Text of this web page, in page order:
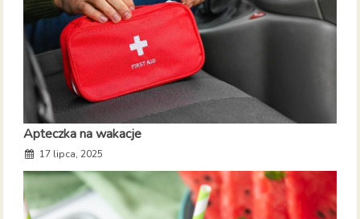
Apteczka na wakacje
17 lipca, 2025